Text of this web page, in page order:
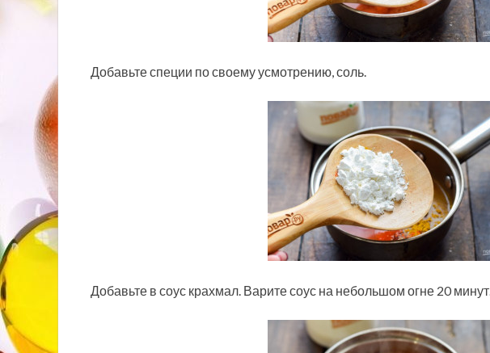
Добавьте специи по своему усмотрению, соль.
Добавьте в соус крахмал. Варите соус на небольшом огне 20 минут.